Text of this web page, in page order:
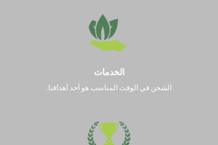
الخدمات
الشحن في الوقت المناسب هو أحد أهدافنا.